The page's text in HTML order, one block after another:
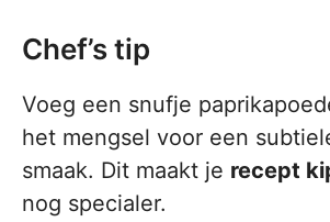
Chef’s tip
Voeg een snufje
het mengsel voor een
smaak. Dit maakt je recept
nog specialer.